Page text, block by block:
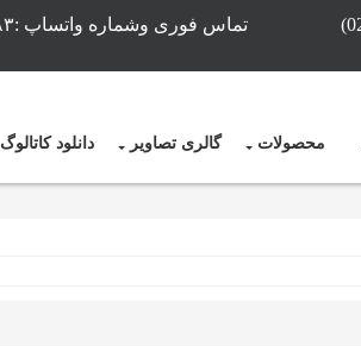
تماس فوری وشماره واتساپ :۰۹۳۰۳۹۰۳۳۸۳ - ۰۹۳۳۳۹۰۳۳۸۳
محصولات گالری تصاویر دانلود کاتالوگ